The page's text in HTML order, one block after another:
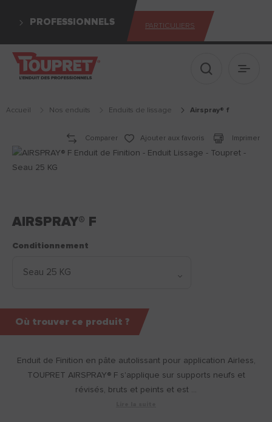
PROFESSIONNELS PARTICULIERS
Afficher le
Accueil Nos enduits enduits de lissage airspray® f
Comparer Ajouter aux favoris Imprimer
AIRSPRAY® F
Enduit de Finition en pâte autolissant pour application Airless,
TOUPRET AIRSPRAY® F s'applique sur supports neufs et
révisés, bruts et peints et est ...
Conditionnement
Où trouver ce produit ?